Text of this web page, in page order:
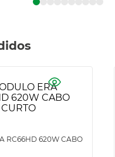
RC66HD 620W CABO